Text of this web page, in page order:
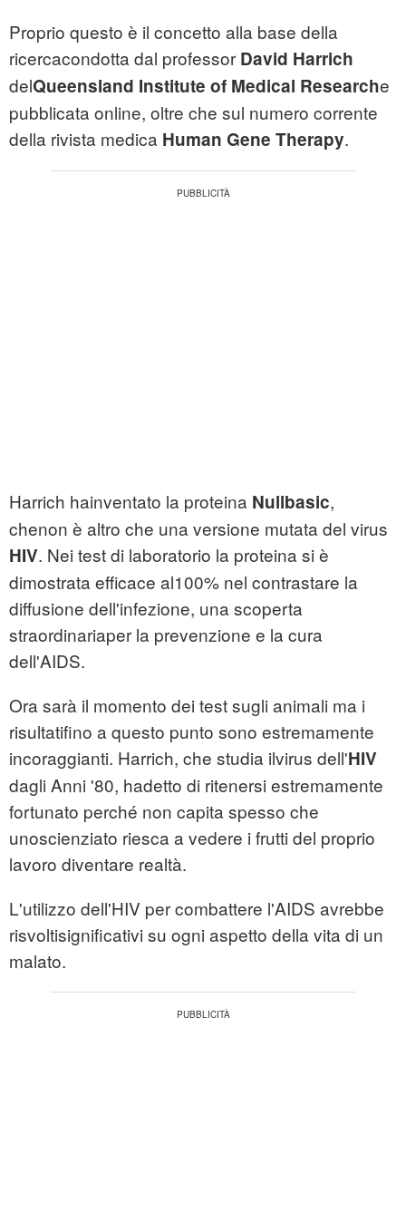
Proprio questo è il concetto alla base della
ricercacondotta dal professor David Harrich
delQueensland Institute of Medical Researche
pubblicata online, oltre che sul numero corrente
della rivista medica Human Gene Therapy.
Harrich hainventato la proteina Nullbasic,
chenon è altro che una versione mutata del virus
HIV. Nei test di laboratorio la proteina si è
dimostrata efficace al100% nel contrastare la
diffusione dell'infezione, una scoperta
straordinariaper la prevenzione e la cura
dell'AIDS.
Ora sarà il momento dei test sugli animali ma i
risultatifino a questo punto sono estremamente
incoraggianti. Harrich, che studia ilvirus dell'HIV
dagli Anni '80, hadetto di ritenersi estremamente
fortunato perché non capita spesso che
unoscienziato riesca a vedere i frutti del proprio
lavoro diventare realtà.
L'utilizzo dell'HIV per combattere l'AIDS avrebbe
risvoltisignificativi su ogni aspetto della vita di un
malato.